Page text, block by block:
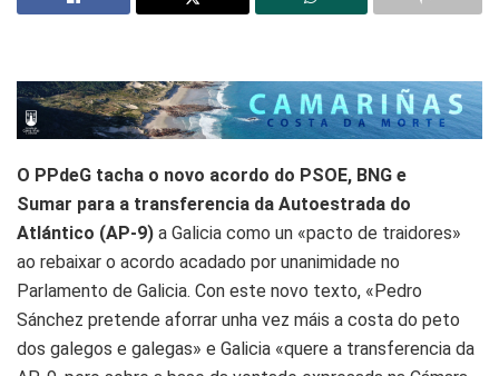
O PPdeG tacha o novo acordo do PSOE, BNG e
Sumar para a transferencia da Autoestrada do
Atlántico (AP-9) a Galicia como un «pacto de traidores»
ao rebaixar o acordo acadado por unanimidade no
Parlamento de Galicia. Con este novo texto, «Pedro
Sánchez pretende aforrar unha vez máis a costa do peto
dos galegos e galegas» e Galicia «quere a transferencia da